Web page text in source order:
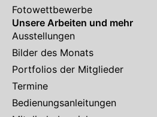
Fotowettbewerbe
Unsere Arbeiten und mehr
Ausstellungen
Bilder des Monats
Portfolios der Mitglieder
Termine
Bedienungsanleitungen